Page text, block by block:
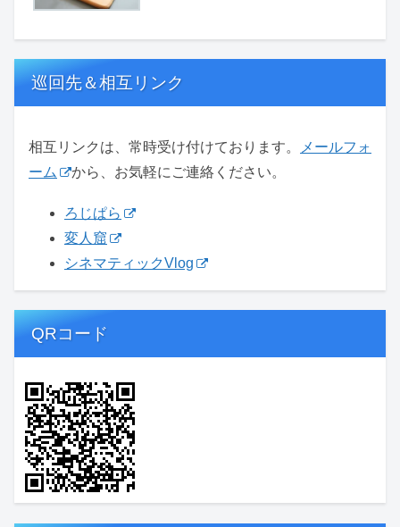
巡回先＆相互リンク
相互リンクは、常時受け付けております。
メールフォ
ーム
から、お気軽にご連絡ください。
ろじぱら
変人窟
シネマティックVlog
QRコード